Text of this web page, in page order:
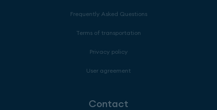
Frequently Asked Questions
Terms of transportation
Privacy policy
User agreement
Contact